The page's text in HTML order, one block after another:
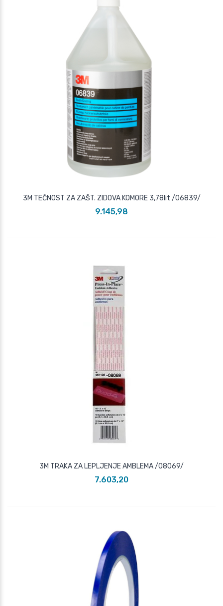
3M TEČNOST ZA ZAŠT. ZIDOVA KOMORE 3,78lit /06839/
9.145,98
3M TRAKA ZA LEPLJENJE AMBLEMA /08069/
7.603,20